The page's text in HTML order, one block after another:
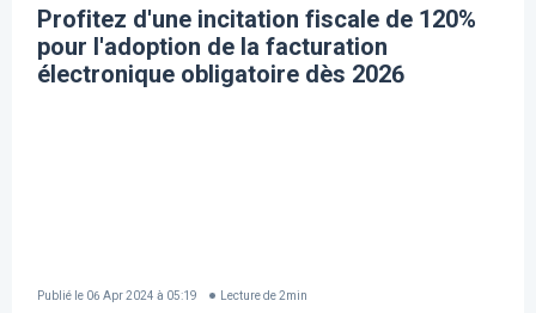
Profitez d'une incitation fiscale de 120%
pour l'adoption de la facturation
électronique obligatoire dès 2026
Publié le 06 Apr 2024 à 05:19 Lecture de 2min